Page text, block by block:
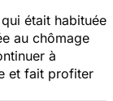
était habituée
au chômage
à
et fait profiter